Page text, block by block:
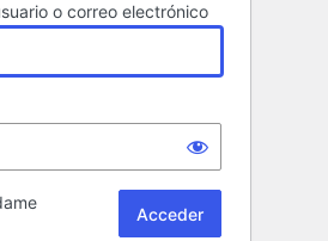
o correo electrónico